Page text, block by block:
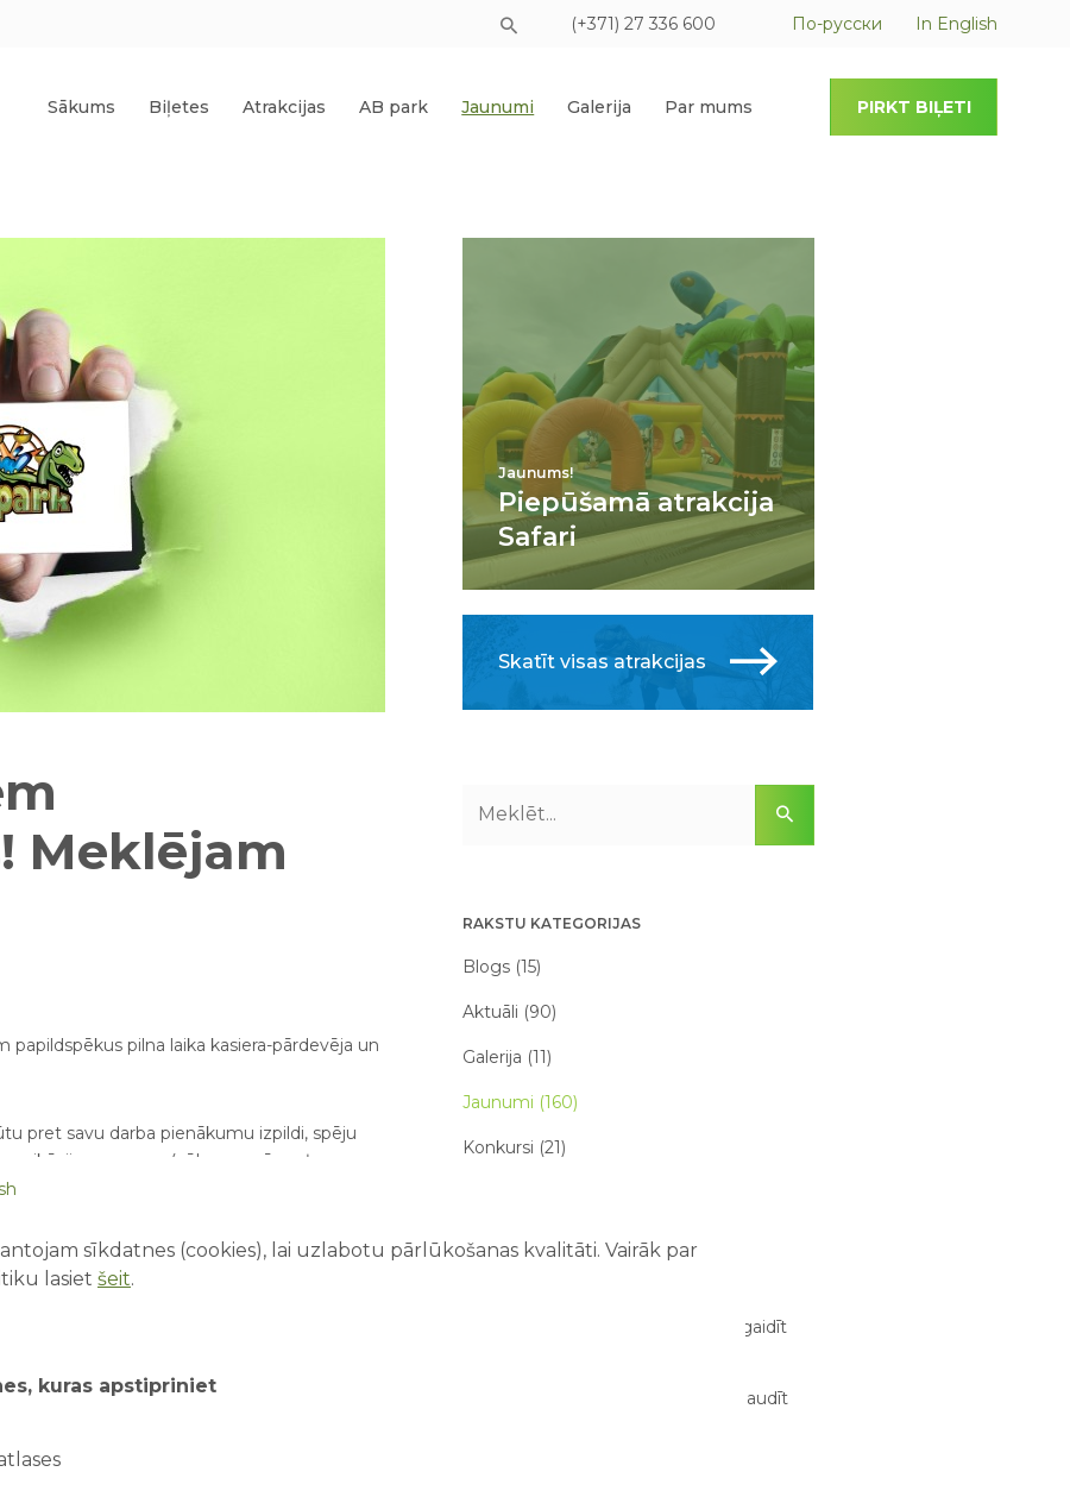
(+371) 27 336 600 По-русски In English
Sākums Biļetes Atrakcijas AB park Jaunumi Galerija Par mums PIRKT BIĻETI
Meklējam
pilna laika kasiera-pārdevēja un
pret savu darba pienākumu izpildi, spēju
prasmes (vēlamas arī angļu un
pret mūsu kuplo apmeklētāju pulku –
apkalpojošajā sfērā tiks uzskatīta par
ar iespēju realizēt sevi;
Jaunums!
Piepūšamā atrakcija
Safari
Skatīt visas atrakcijas
RAKSTU KATEGORIJAS
Blogs (15)
Aktuāli (90)
Galerija (11)
Jaunumi (160)
Konkursi (21)
Pirmā reize atrakciju parkā – ko sagaidīt
Drošība ūdens atrakcijās: kā tās izbaudīt
sīkdatnes (cookies), lai uzlabotu pārlūkošanas kvalitāti. Vairāk par
lasiet šeit.
kuras apstipriniet